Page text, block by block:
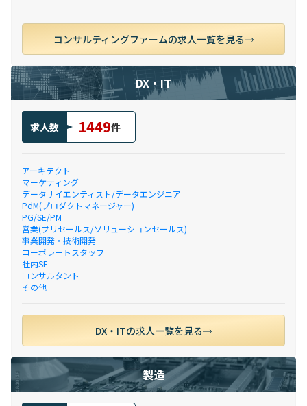
コンサルティングファームの求人一覧を見る
DX・IT
求人数 1449件
アーキテクト
マーケティング
データサイエンティスト/データエンジニア
PdM(プロダクトマネージャー)
PG/SE/PM
営業(プリセールス/ソリューションセールス)
事業開発・技術開発
コーポレートスタッフ
社内SE
コンサルタント
その他
DX・ITの求人一覧を見る
製造